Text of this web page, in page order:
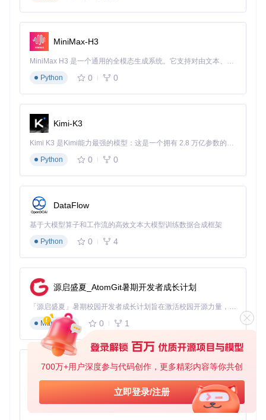
700万+用户深度参与代码创作，更多精彩内容等你共创
立即登录/注册
实时标记对手已使用卡牌，胜率预测准确率提升35%。
表情无冷却
战术性表情发送不再受系统限制，心理博弈维度全面升级。
自动识别多余卡牌，一键分解获得100%最优粉尘组合。
急诊室：3分钟解决99%插件问题 🛠️
插件失踪症
症状：启动游戏后无插件效果
plugins目录，路径中无特殊字符
功能瘫痪症
症状：部分功能突然失效
处方：删除BepInEx/config目录下的HsMod.cfg，重启游戏将
生成全新配置文件
症状：加载界面或对战中闪退
处方：降低速度设置至4倍以下，检查是否存在其他插件冲突
（建议单次只启用HsMod）
玩家真实案例：从弃坑边缘到日均3小时
案例1：竞技场效率革命
"以前每天只能打1轮竞技场，现在用8倍速+快速对战，午
休时间就能完成3轮，传说排名从2000+冲进前500。"
——玩家@炉石小司机
"自动开包+广告屏蔽让日常任务从40分钟压缩到10分钟，
每月节省12小时，终于有时间陪女朋友了。"
MiniMax-H3
MiniMax H3 是一个通用的全模态生成系统。它支持对由文本、图像、视频和音频组成的多模态上下文进行统一理解，并能生成分辨率高达 2K、时长可达 15 秒的带原生立体声音频的视频。得益于面向任务泛化的系统设计，H3 在预训练阶段就已具备广泛的多模态上下文理解与生成能力，能够出色地执行复杂的多模态指令。
Python
0 0
Kimi-K3
Kimi K3 是Kimi能力最强的模型：这是一个拥有 2.8 万亿参数的混合专家（MoE）模型，具备原生视觉理解能力，并支持 100 万 token 的上下文窗口。
Python
0 0
DataFlow
基于大模型算子和工作流的高效文本大模型训练数据合成框架
Python
0 4
源启盛夏_AtomGit暑期开发者成长计划
「源启盛夏」暑期校园开发者成长计划旨在激活校园开源力量，通过积分激励、认证扶持、资源倾斜等形式，引导高校组织和开发者完成「入驻 — 建项目 — 做贡献 — 获认证 — 得资源」的完整闭环。无论你是想带领社团入驻平台的组织者，还是希望用代码贡献证明自己的开发者，都能在这里找到属于你的成长路径。
Markdown
0 1
py-xiaozhi
基于Python的Xiaozhi AI，适用于想要完整Xiaozhi体验而无需拥有专用硬件的用户。
Python
0 1